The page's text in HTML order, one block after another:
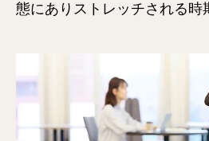
態にありストレッチされる時